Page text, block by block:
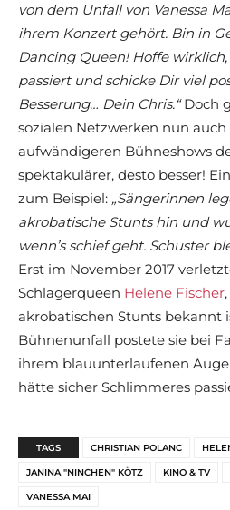
von dem Unfall von Vanessa
ihrem Konzert gehört. Bin in
Dancing Queen! Hoffe
passiert und schicke Dir viel
Besserung… Dein Chris.“Doch
sozialen Netzwerken nun
aufwändigeren Bühneshows
spektakulärer, desto besser!
zum Beispiel: „Sängerinnen
akrobatische Stunts hin und
wenn’s schief geht. Schuster
Erst im November 2017
Schlagerqueen Helene Fischer
akrobatischen Stunts bekannt
Bühnenunfall postete sie bei
ihrem blauunterlaufenen
hätte sicher Schlimmeres
TAGS CHRISTIAN POLANC
JANINA "NINCHEN" KÖTZ KINO & TV
VANESSA MAI